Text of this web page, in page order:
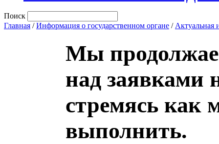
Поиск
Главная /Информация о государственном органе / Актуальная
Мы
над заявками
стремясь как
выполнить.